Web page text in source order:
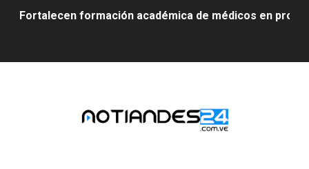
Fortalecen formación académica de médicos en
Fundecem inició con éxito el taller vacacional de